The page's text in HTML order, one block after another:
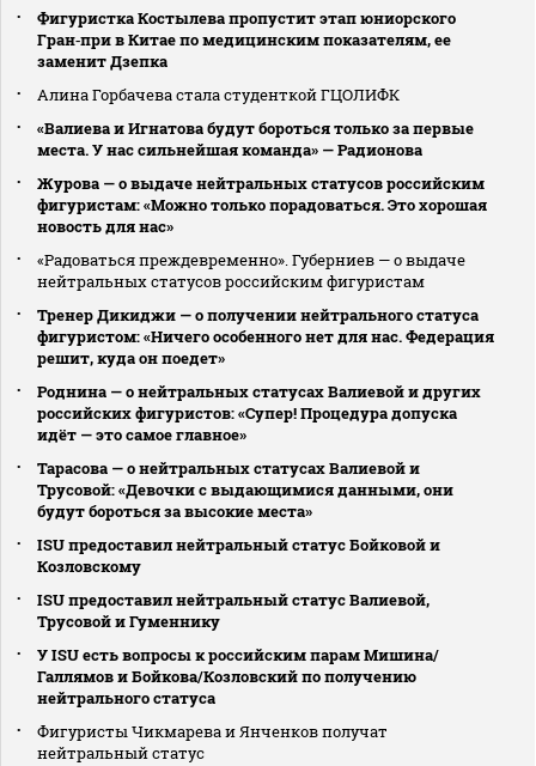
Фигуристка Костылева пропустит этап юниорского
Гран‑при в Китае по медицинским показателям, ее
заменит Дзепка
Алина Горбачева стала студенткой ГЦОЛИФК
«Валиева и Игнатова будут бороться только за первые
места. У нас сильнейшая команда» — Радионова
Журова — о выдаче нейтральных статусов российским
фигуристам: «Можно только порадоваться. Это хорошая
новость для нас»
«Радоваться преждевременно». Губерниев — о выдаче
нейтральных статусов российским фигуристам
Тренер Дикиджи — о получении нейтрального статуса
фигуристом: «Ничего особенного нет для нас. Федерация
решит, куда он поедет»
Роднина — о нейтральных статусах Валиевой и других
российских фигуристов: «Супер! Процедура допуска
идёт — это самое главное»
Тарасова — о нейтральных статусах Валиевой и
Трусовой: «Девочки с выдающимися данными, они
будут бороться за высокие места»
ISU предоставил нейтральный статус Бойковой и
Козловскому
ISU предоставил нейтральный статус Валиевой,
Трусовой и Гуменнику
У ISU есть вопросы к российским парам Мишина/
Галлямов и Бойкова/Козловский по получению
нейтрального статуса
Фигуристы Чикмарева и Янченков получат
нейтральный статус